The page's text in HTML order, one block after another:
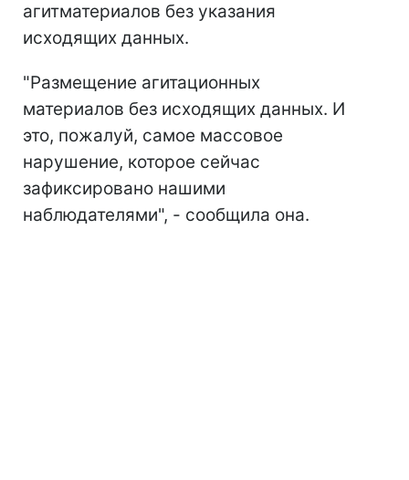
агитматериалов без указания
исходящих данных.
"Размещение агитационных
материалов без исходящих данных. И
это, пожалуй, самое массовое
нарушение, которое сейчас
зафиксировано нашими
наблюдателями", - сообщила она.